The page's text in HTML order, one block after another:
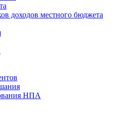
доходов местного бюджета
НПА